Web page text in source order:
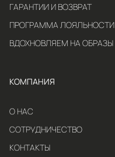
ГАРАНТИИ И ВОЗВРАТ
ПРОГРАММА ЛОЯЛЬНОСТИ
ВДОХНОВЛЯЕМ НА ОБРАЗЫ
КОМПАНИЯ
О НАС
СОТРУДНИЧЕСТВО
КОНТАКТЫ